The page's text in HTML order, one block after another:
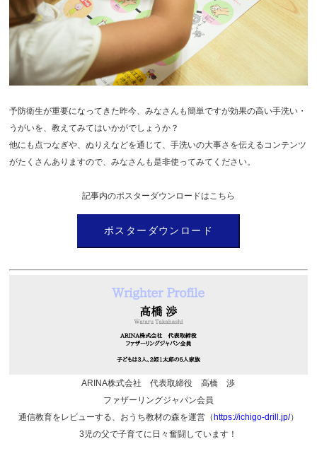
予防衛生が重要になってきた昨今、みなさんも簡単ですが効果の高い手洗い・
うがいを、教えてみてはいかがでしょうか？
他にも点つなぎや、ぬりえなどを通じて、手洗いの大事さを伝えるコンテンツ
がたくさんありますので、みなさんも是非使ってみてください。
記事内のポスターダウンロードはこちら
ポスターダウンロード
ARINA株式会社 代表取締役 高橋 渉
ファザーリングジャパン会員
通信教育をレビューする、おうち教材の森を運営（https://ichigo-drill.jp/）
3児の父で子育てに日々奮闘しています！